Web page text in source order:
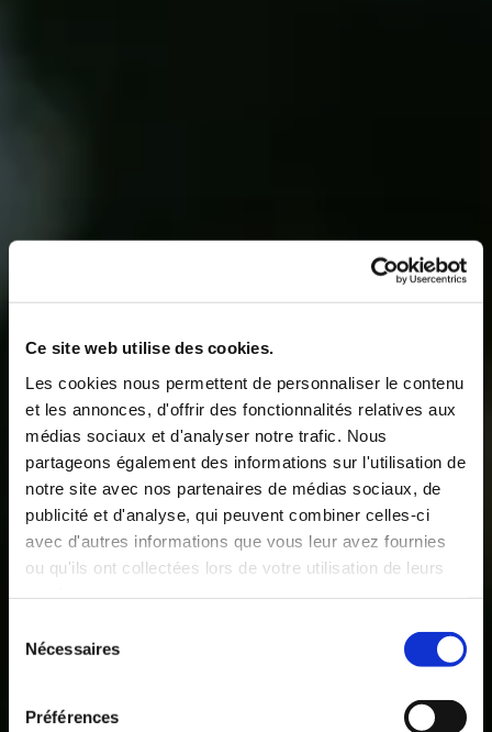
Ce site web utilise des cookies.
Les cookies nous permettent de personnaliser le contenu
et les annonces, d'offrir des fonctionnalités relatives aux
médias sociaux et d'analyser notre trafic. Nous
partageons également des informations sur l'utilisation de
notre site avec nos partenaires de médias sociaux, de
publicité et d'analyse, qui peuvent combiner celles-ci
avec d'autres informations que vous leur avez fournies
ou qu'ils ont collectées lors de votre utilisation de leurs
Nécessaires
Préférences